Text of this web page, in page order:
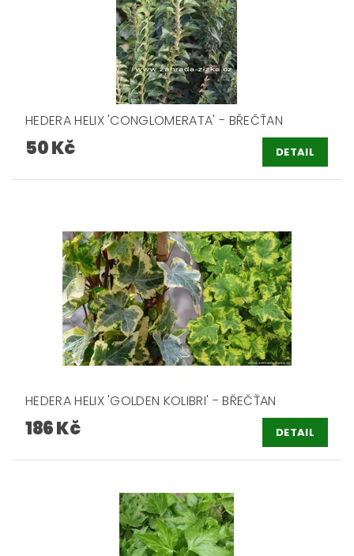
HEDERA HELIX 'CONGLOMERATA' - BŘEČŤAN
50 Kč DETAIL
HEDERA HELIX 'GOLDEN KOLIBRI' - BŘEČŤAN
186 Kč DETAIL